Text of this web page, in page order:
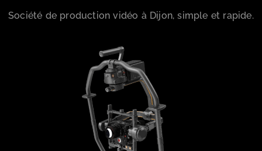
Société de production vidéo à Dijon, simple et rapide.